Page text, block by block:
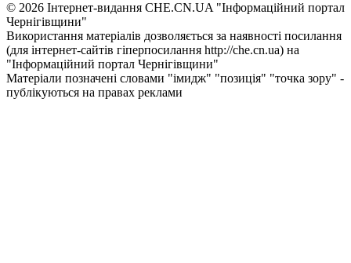
© 2026 Інтернет-видання CHE.CN.UA "Інформаційний портал
Чернiгiвщини"
Використання матеріалів дозволяється за наявності посилання
(для інтернет-сайтів гіперпосилання http://che.cn.ua) на
"Інформаційний портал Чернiгiвщини"
Матеріали позначені словами "імидж" "позиція" "точка зору" -
публікуються на правах реклами